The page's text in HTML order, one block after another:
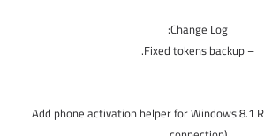
Change Log:
– Fixed tokens backup.
– Add phone activation helper for Windows 8.1